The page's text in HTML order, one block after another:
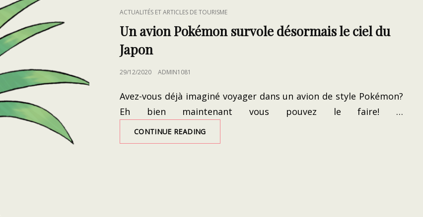
CAT
LINKS
ACTUALITÉS ET ARTICLES DE TOURISME
Un avion Pokémon survole désormais le ciel du
Japon
POSTED
29/12/2020 ADMIN1081
Avez-vous déjà imaginé voyager dans un avion de style Pokémon?
Eh bien maintenant vous pouvez le faire! …
CONTINUE READINGUN
AVION